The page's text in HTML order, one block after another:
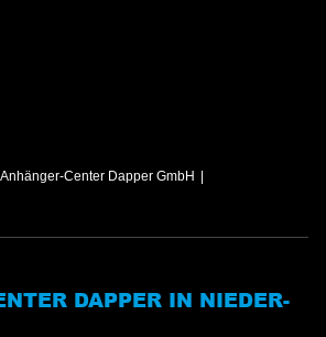
Center Dapper GmbH
DAPPER IN NIEDER-